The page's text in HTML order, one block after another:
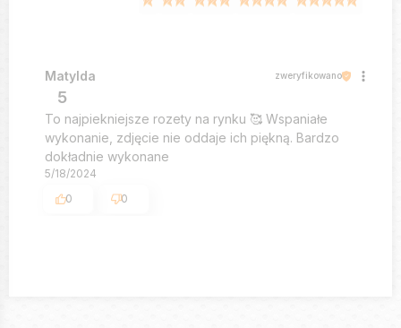
Matylda zweryfikowano
5
To najpiekniejsze rozety na rynku 🥰 Wspaniałe
wykonanie, zdjęcie nie oddaje ich piękną. Bardzo
dokładnie wykonane
5/18/2024
0
0